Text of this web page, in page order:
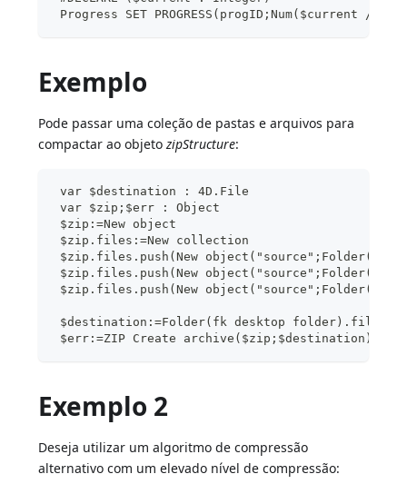
Progress SET PROGRESS(progID;Num($current /
Exemplo
Pode passar uma coleção de pastas e arquivos para
compactar ao objetozipStructure:
var $destination : 4D.File
var $zip;$err : Object
$zip:=New object
$zip.files:=New collection
$zip.files.push(New
$zip.files.push(New
$zip.files.push(New object("source";Folder(fk
$destination:=Folder(fk desktop
$err:=ZIP Create archive($zip;$destination)
Exemplo 2
Deseja utilizar um algoritmo de compressão
alternativo com um elevado nível de compressão: